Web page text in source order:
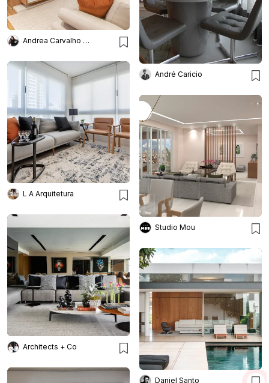
André Caricio
Andrea Carvalho Arquitetura
L A Arquitetura
Studio Mou
Architects + Co
Daniel Santo